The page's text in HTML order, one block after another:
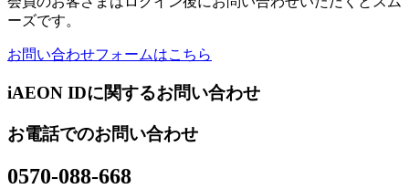
ーズです。
お問い合わせフォームはこちら
iAEON IDに関するお問い合わせ
お電話でのお問い合わせ
0570-088-668